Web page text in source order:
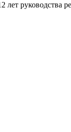
руководства